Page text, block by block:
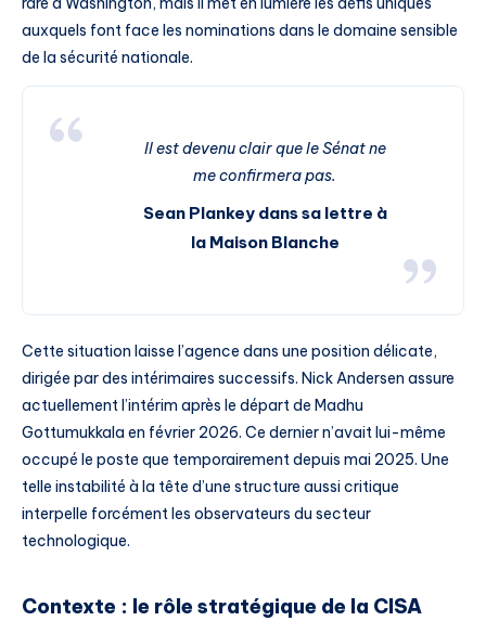
auxquels font face les nominations dans le domaine sensible
de la sécurité nationale.
Il est devenu clair que le Sénat ne
me confirmera pas.
Sean Plankey dans sa lettre à
la Maison Blanche
Cette situation laisse l’agence dans une position délicate,
dirigée par des intérimaires successifs. Nick Andersen assure
actuellement l’intérim après le départ de Madhu
Gottumukkala en février 2026. Ce dernier n’avait lui-même
occupé le poste que temporairement depuis mai 2025. Une
telle instabilité à la tête d’une structure aussi critique
interpelle forcément les observateurs du secteur
technologique.
Contexte : le rôle stratégique de la CISA